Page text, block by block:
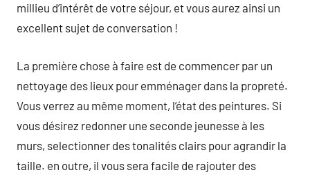
millieu d’intérêt de votre séjour, et vous aurez ainsi un
excellent sujet de conversation !
La première chose à faire est de commencer par un
nettoyage des lieux pour emménager dans la propreté.
Vous verrez au même moment, l’état des peintures. Si
vous désirez redonner une seconde jeunesse à les
murs, selectionner des tonalités clairs pour agrandir la
taille. en outre, il vous sera facile de rajouter des